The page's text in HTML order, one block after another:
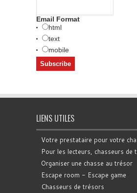
Email Format
html
text
mobile
LIENS UTILES
Votre prestataire pour votre
Pour les lecteurs, chasseurs de
Organiser une chasse au trésor
Escape room - Escape game
Chasseurs de trésors